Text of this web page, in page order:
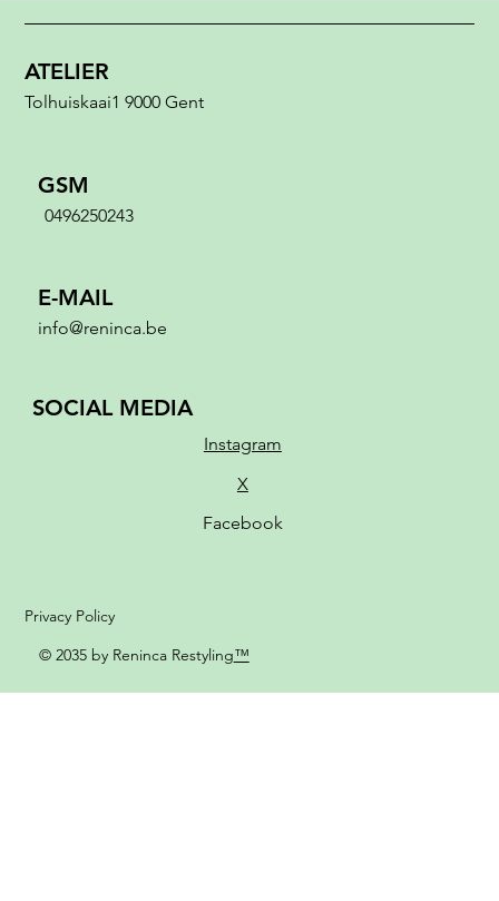
ATELIER
Tolhuiskaai1 9000 Gent
GSM
0496250243
E-MAIL
info@reninca.be
SOCIAL MEDIA
Instagram
X
Facebook
Privacy Policy
© 2035 by Reninca Restyling™